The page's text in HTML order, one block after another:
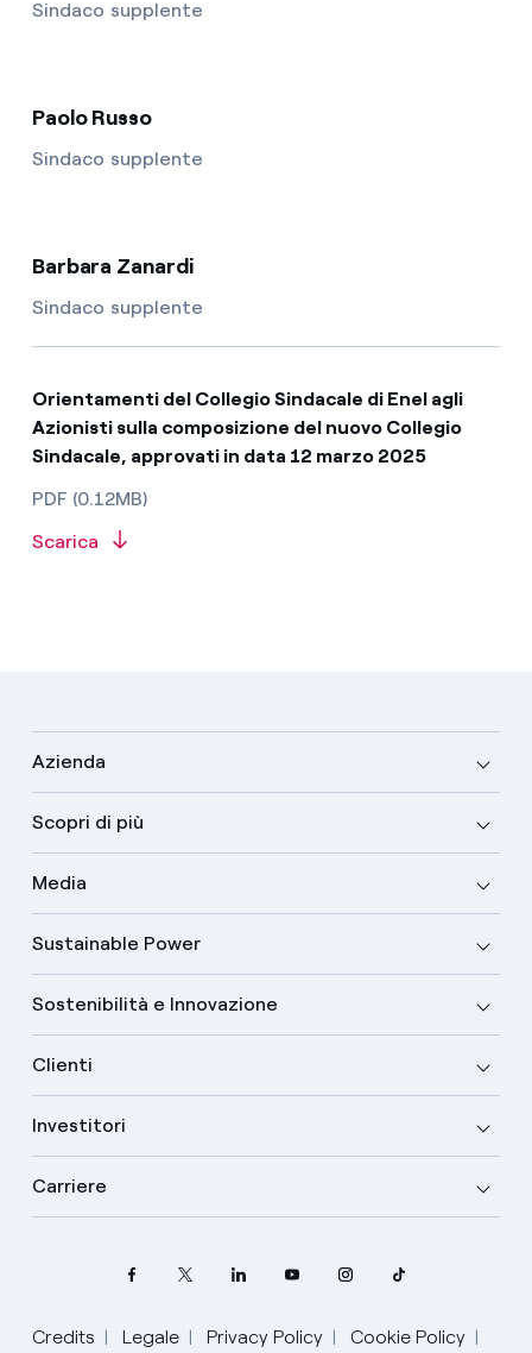
Sindaco supplente
Paolo Russo
Sindaco supplente
Barbara Zanardi
Sindaco supplente
Orientamenti del Collegio Sindacale di Enel agli
Azionisti sulla composizione del nuovo Collegio
Sindacale, approvati in data 12 marzo 2025
PDF (0.12MB)
Scarica
Azienda
Scopri di più
Media
Sustainable Power
Sostenibilità e Innovazione
Clienti
Investitori
Carriere
Credits Legale Privacy Policy Cookie Policy